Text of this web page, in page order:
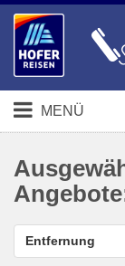
MENÜ
Entfernung